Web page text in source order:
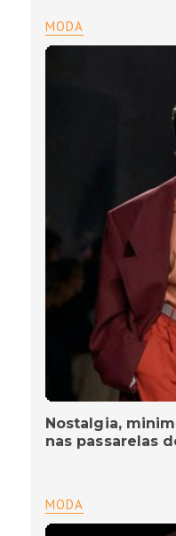
MODA
Nostalgia,
nas passarelas
MODA